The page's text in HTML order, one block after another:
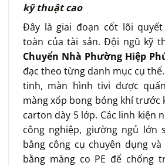
kỹ thuật cao
Đây là giai đoạn cốt lõi
toàn của tài sản. Đội ngũ kỹ
Chuyển Nhà Phường Hiệp
đạc theo từng danh mục cụ
tinh, màn hình tivi được
màng xốp bong bóng khí trước
carton dày 5 lớp. Các linh kiện
công nghiệp, giường ngủ lớn
bằng công cụ chuyên dụng
bằng màng co PE để chống